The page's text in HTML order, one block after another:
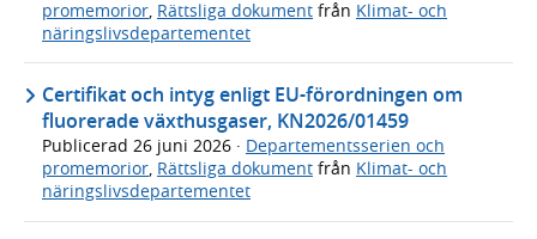
promemorior, Rättsliga dokument från Klimat- och
näringslivsdepartementet
Certifikat och intyg enligt EU-förordningen om
fluorerade växthusgaser, KN2026/01459
Publicerad 26 juni 2026 · Departementsserien och
promemorior, Rättsliga dokument från Klimat- och
näringslivsdepartementet